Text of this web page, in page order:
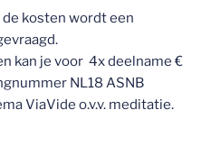
kosten wordt een
kan je voor 4x deelname €
NL18 ASNB
ViaVide o.v.v. meditatie.